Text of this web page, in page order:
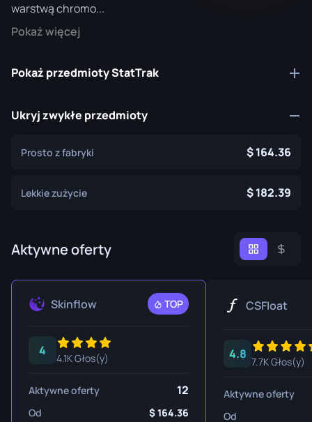
warstwą chromo...
Pokaż więcej
Pokaż przedmioty StatTrak
Ukryj zwykłe przedmioty
Prosto z fabryki 164.36
Lekkie zużycie 182.39
Aktywne oferty
Skinflow TOP
4
4.1K Głos(y)
Aktywne oferty 12
Od 164.36
CSFloat
4.8
7.7K Głos(y)
Aktywne oferty
Od